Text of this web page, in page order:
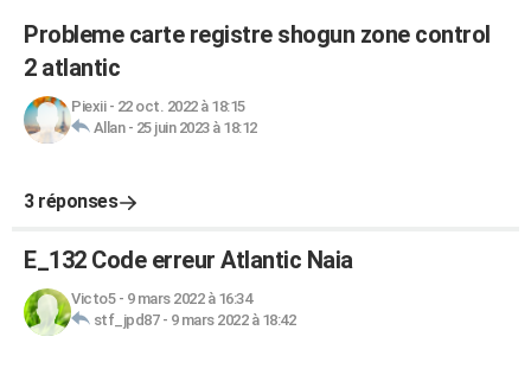
Probleme carte registre shogun zone control
2 atlantic
Piexii- 22 oct. 2022 à 18:15
Allan- 25 juin 2023 à 18:12
3 réponses
E_132 Code erreur Atlantic Naia
Victo5- 9 mars 2022 à 16:34
stf_jpd87- 9 mars 2022 à 18:42